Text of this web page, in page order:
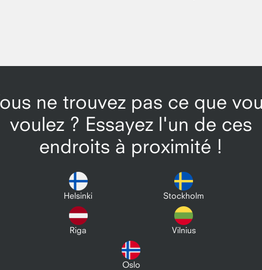
ne trouvez pas ce que
voulez ? Essayez l'un de ces
endroits à proximité !
Helsinki Stockholm
Riga Vilnius
Oslo